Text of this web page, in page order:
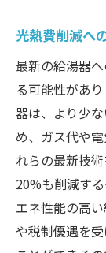
スマ
環境
デジ
未来
エコジョ
ップ
エコ
理由
エコ
光熱費削減へ
最新の給湯器
る可能性があ
器は、より少
め、ガス代や
れらの最新技
20%も削減す
エネ性能の高
や税制優遇を